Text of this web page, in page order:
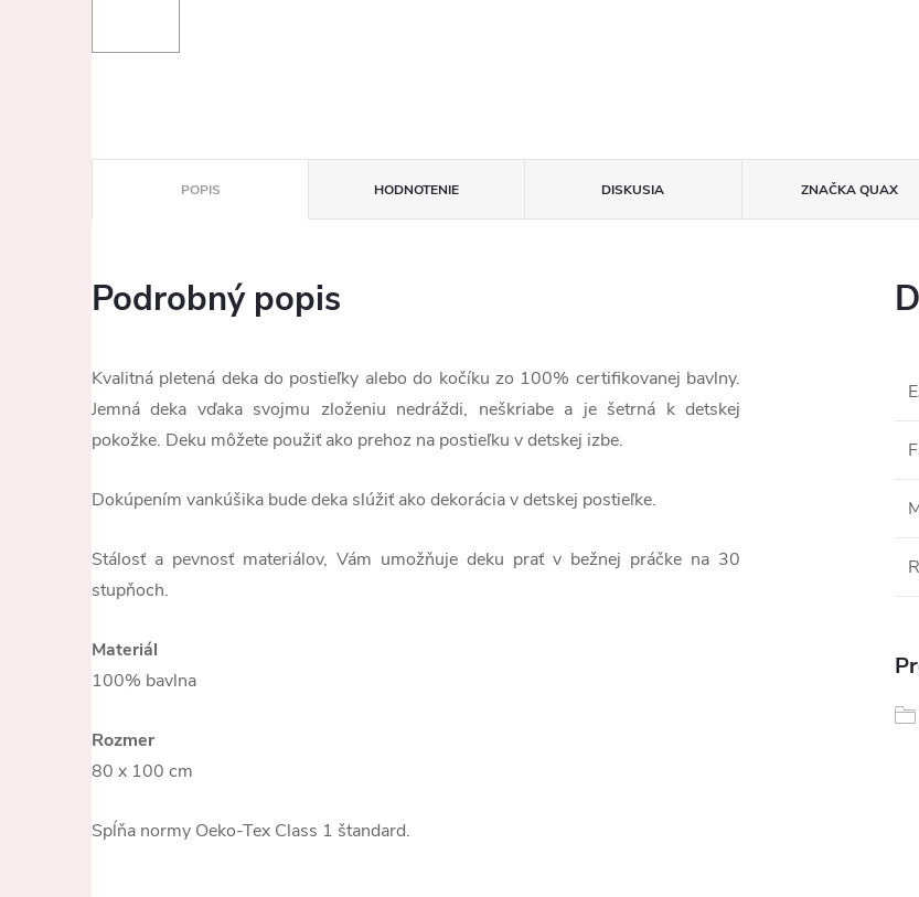
POPIS HODNOTENIE DISKUSIA ZNAČKAQUAX
Podrobný popis
Kvalitná pletená deka do postieľky alebo do kočíku zo 100% certifikovanej bavlny.
Jemná deka vďaka svojmu zloženiu nedráždi, neškriabe a je šetrná k detskej
pokožke. Deku môžete použiť ako prehoz na postieľku v detskej izbe.
Dokúpením vankúšika bude deka slúžiť ako dekorácia v detskej postieľke.
Stálosť a pevnosť materiálov, Vám umožňuje deku prať v bežnej práčke na 30
stupňoch.
Materiál
100% bavlna
Rozmer
80 x 100 cm
Spĺňa normy Oeko-Tex Class 1 štandard.